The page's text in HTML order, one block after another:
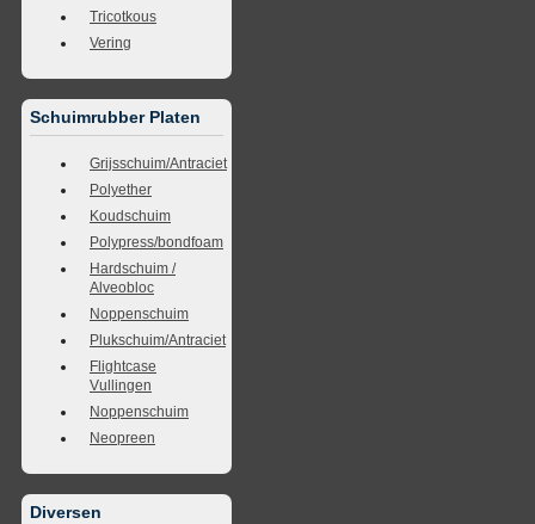
Tricotkous
Vering
Schuimrubber Platen
Grijsschuim/Antraciet
Polyether
Koudschuim
Polypress/bondfoam
Hardschuim /
Alveobloc
Noppenschuim
Plukschuim/Antraciet
Flightcase
Vullingen
Noppenschuim
Neopreen
Diversen